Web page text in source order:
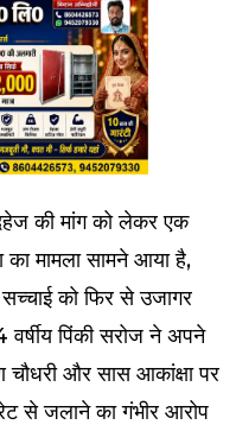
की मांग को लेकर एक
का मामला सामने आया है,
को फिर से उजागर
वर्षीय पिंकी सरोज ने अपने
चौधरी और सास आकांक्षा पर
से जलाने का गंभीर आरोप